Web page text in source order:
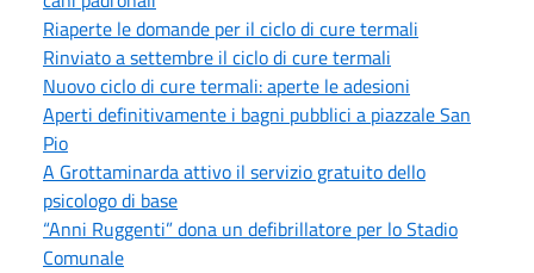
Riaperte le domande per il ciclo di cure termali
Rinviato a settembre il ciclo di cure termali
Nuovo ciclo di cure termali: aperte le adesioni
Aperti definitivamente i bagni pubblici a piazzale San
Pio
A Grottaminarda attivo il servizio gratuito dello
psicologo di base
“Anni Ruggenti” dona un defibrillatore per lo Stadio
Comunale